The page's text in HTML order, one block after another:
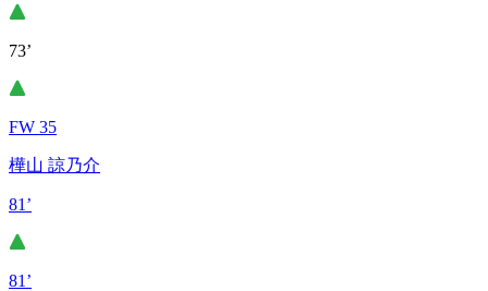
73’
FW 35
樺山 諒乃介
81’
81’